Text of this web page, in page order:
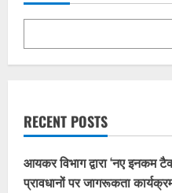
RECENT POSTS
आयकर विभाग द्वारा ‘नए इनकम
प्रावधानों पर जागरूकता